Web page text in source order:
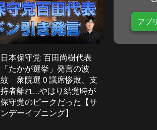
日本保守党 百田尚樹代表
「たかが選挙」発言の波
紋 衆院選０議席惨敗、支
持者離れ…やはり結党時が
保守党のピークだった【サ
ンデーイブニング】
アプ